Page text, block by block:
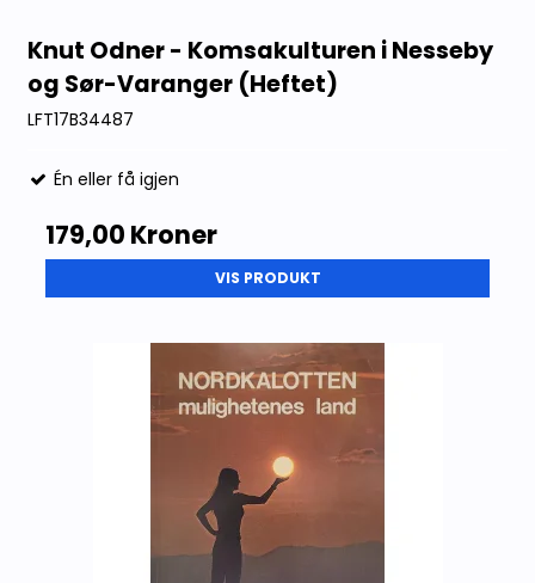
Knut Odner - Komsakulturen i Nesseby
og Sør-Varanger (Heftet)
LFT17B34487
Én eller få igjen
179,00 Kroner
VIS PRODUKT